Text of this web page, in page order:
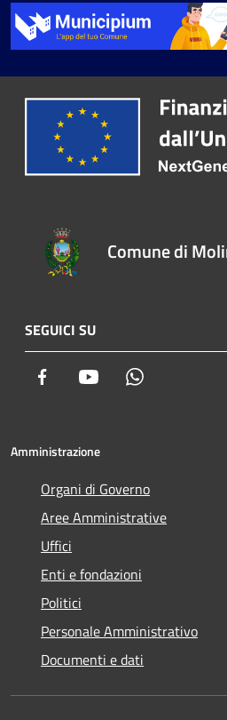
Comune di
SEGUICI SU
Facebook Youtube
Amministrazione
Organi di Governo
Aree Amministrative
Uffici
Enti e fondazioni
Politici
Personale Amministrativo
Documenti e dati